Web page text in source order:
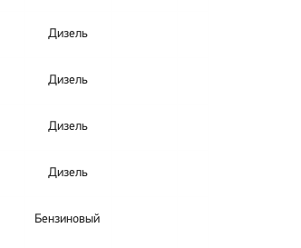
Дизель
Дизель
Дизель
Дизель
Бензиновый